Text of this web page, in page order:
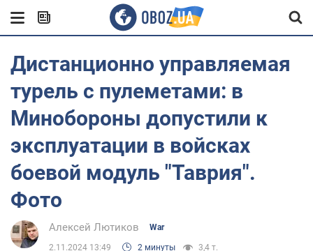
Дистанционно управляемая
турель с пулеметами: в
Минобороны допустили к
эксплуатации в войсках
боевой модуль "Таврия".
Фото
Алексей Лютиков War
2.11.2024 13:49 2 минуты 3,4 т.